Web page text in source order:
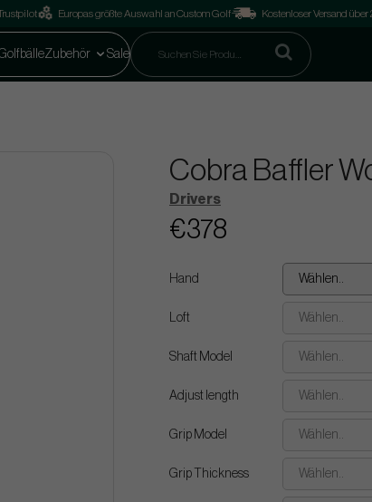
Europas größte Auswahl an Custom Golf Kostenloser Versand über
Zubehör Sale
Cobra Baffler
Drivers
€378
Hand Wählen..
Loft Wählen..
Shaft Model Wählen..
Adjust length Wählen..
Grip Model Wählen..
Grip Thickness Wählen..